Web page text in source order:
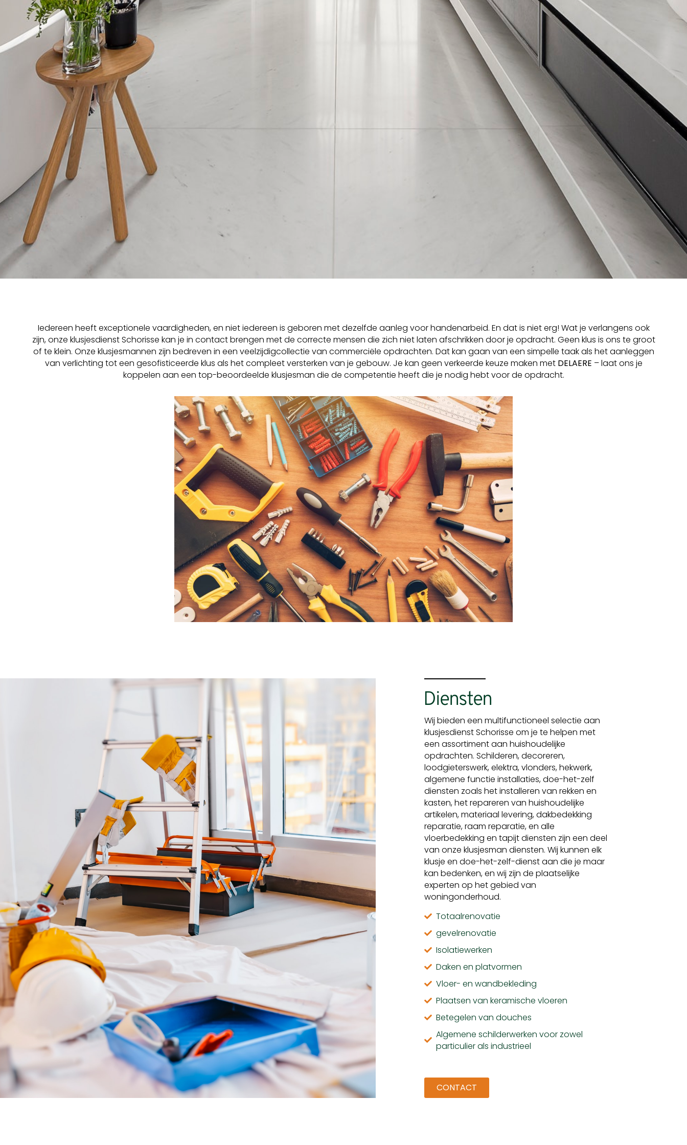
Iedereen heeft exceptionele vaardigheden, en niet iedereen is geboren met dezelfde aanleg voor handenarbeid. En dat is niet erg! Wat je verlangens ook
zijn, onze klusjesdienst Schorisse kan je in contact brengen met de correcte mensen die zich niet laten afschrikken door je opdracht. Geen klus is ons te groot
of te klein. Onze klusjesmannen zijn bedreven in een veelzijdigcollectie van commerciële opdrachten. Dat kan gaan van een simpelle taak als het aanleggen
van verlichting tot een gesofisticeerde klus als het compleet versterken van je gebouw. Je kan geen verkeerde keuze maken met DELAERE – laat ons je
koppelen aan een top-beoordeelde klusjesman die de competentie heeft die je nodig hebt voor de opdracht.
Diensten
Wij bieden een multifunctioneel selectie aan
klusjesdienst Schorisse om je te helpen met
een assortiment aan huishoudelijke
opdrachten. Schilderen, decoreren,
loodgieterswerk, elektra, vlonders, hekwerk,
algemene functie installaties, doe-het-zelf
diensten zoals het installeren van rekken en
kasten, het repareren van huishoudelijke
artikelen, materiaal levering, dakbedekking
reparatie, raam reparatie, en alle
vloerbedekking en tapijt diensten zijn een deel
van onze klusjesman diensten. Wij kunnen elk
klusje en doe-het-zelf-dienst aan die je maar
kan bedenken, en wij zijn de plaatselijke
experten op het gebied van
woningonderhoud.
Totaalrenovatie
gevelrenovatie
Isolatiewerken
Daken en platvormen
Vloer- en wandbekleding
Plaatsen van keramische vloeren
Betegelen van douches
Algemene schilderwerken voor zowel
particulier als industrieel
CONTACT